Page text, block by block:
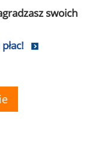
swoich